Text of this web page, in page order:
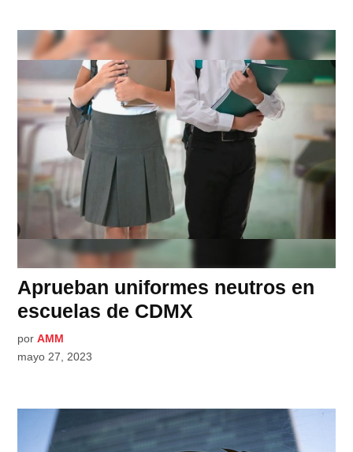
Aprueban uniformes neutros en
escuelas de CDMX
por AMM
mayo 27, 2023